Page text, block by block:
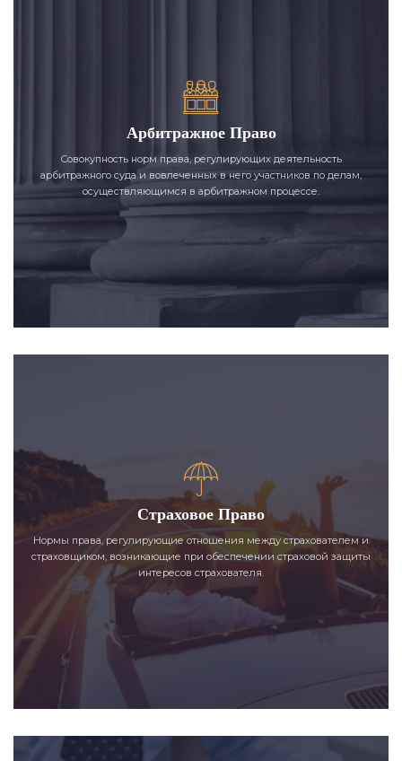
Арбитражное Право
Совокупность норм права, регулирующих деятельность
арбитражного суда и вовлеченных в него участников по делам,
осуществляющимся в арбитражном процессе.
Страховое Право
Нормы права, регулирующие отношения между страхователем и
страховщиком, возникающие при обеспечении страховой защиты
интересов страхователя.